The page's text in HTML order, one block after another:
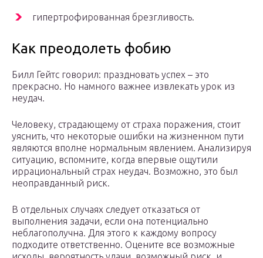
гипертрофированная брезгливость.
Как преодолеть фобию
Билл Гейтс говорил: праздновать успех – это
прекрасно. Но намного важнее извлекать урок из
неудач.
Человеку, страдающему от страха поражения, стоит
уяснить, что некоторые ошибки на жизненном пути
являются вполне нормальным явлением. Анализируя
ситуацию, вспомните, когда впервые ощутили
иррациональный страх неудач. Возможно, это был
неоправданный риск.
В отдельных случаях следует отказаться от
выполнения задачи, если она потенциально
неблагополучна. Для этого к каждому вопросу
подходите ответственно. Оцените все возможные